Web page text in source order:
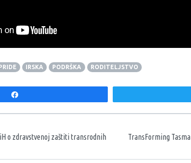
IRSKA PODRŠKA RODITELJSTVO
o zdravstvenoj zaštiti transrodnih TransForming